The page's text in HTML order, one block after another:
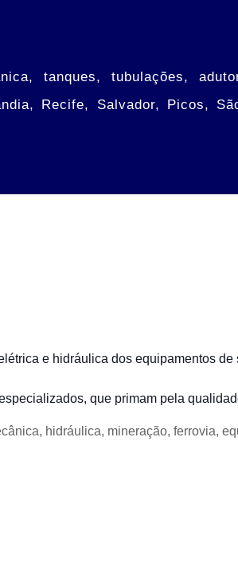
tanques, tubulações,
Recife, Salvador, Picos,
e hidráulica dos equipamentos de
que primam pela
hidráulica, mineração, ferrovia,